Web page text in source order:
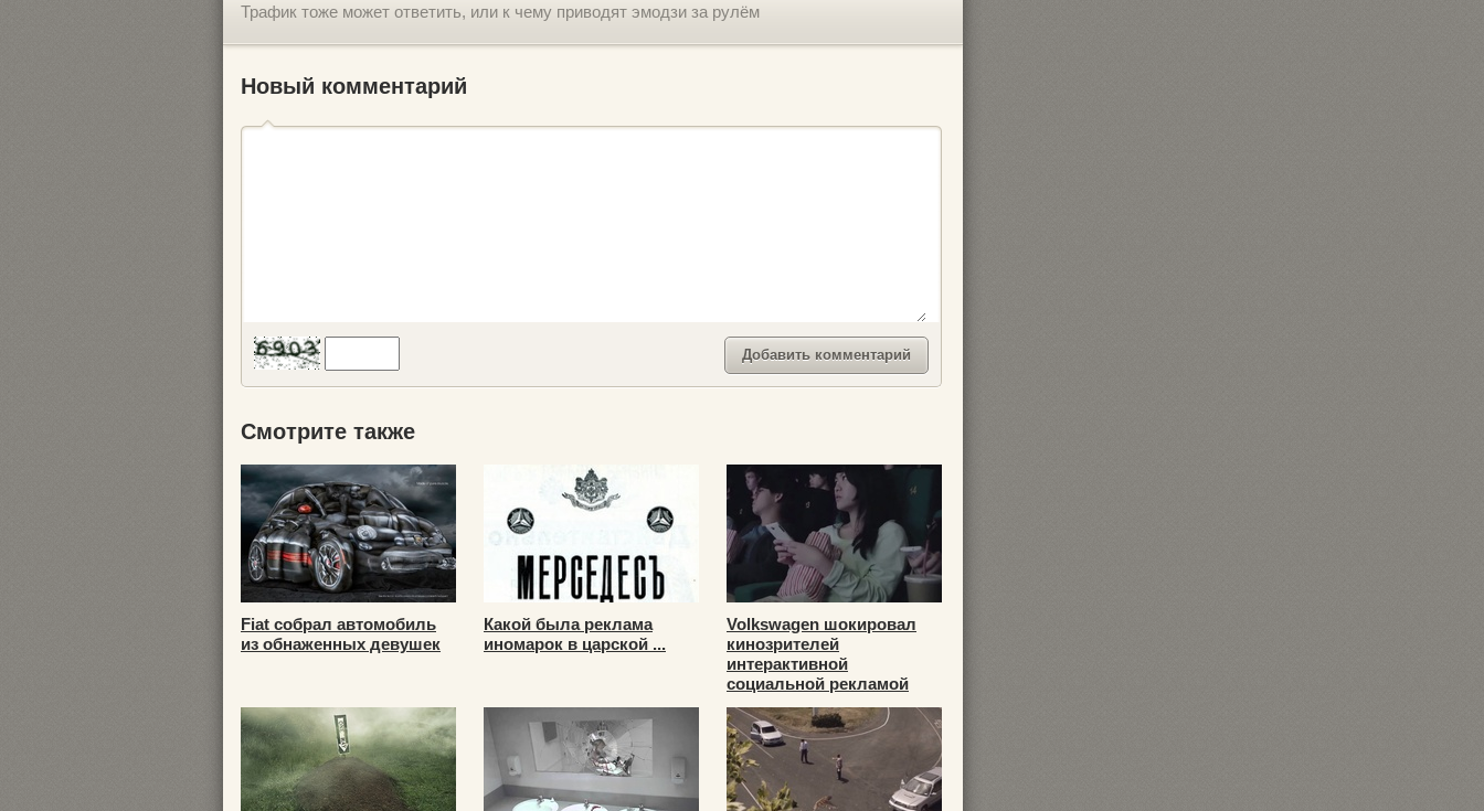
Трафик тоже может ответить, или к чему приводят эмодзи за рулём
Новый комментарий
Смотрите также
Fiat собрал автомобиль
из обнаженных девушек
Какой была реклама
иномарок в царской ...
Volkswagen шокировал
кинозрителей
интерактивной
социальной рекламой